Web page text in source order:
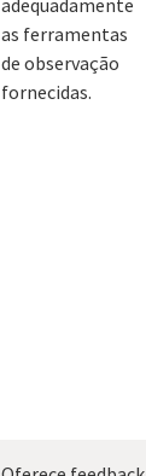
as ferramentas
de observação
fornecidas.